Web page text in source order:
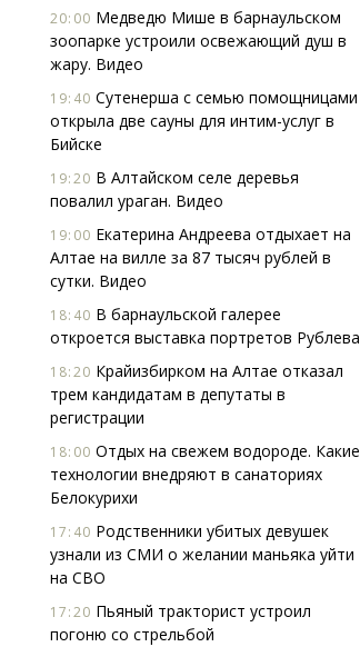
20:00 Медведю Мише в барнаульском
зоопарке устроили освежающий душ в
жару. Видео
19:40 Сутенерша с семью помощницами
открыла две сауны для интим-услуг в
Бийске
19:20 В Алтайском селе деревья
повалил ураган. Видео
19:00 Екатерина Андреева отдыхает на
Алтае на вилле за 87 тысяч рублей в
сутки. Видео
18:40 В барнаульской галерее
откроется выставка портретов Рублева
18:20 Крайизбирком на Алтае отказал
трем кандидатам в депутаты в
регистрации
18:00 Отдых на свежем водороде. Какие
технологии внедряют в санаториях
Белокурихи
17:40 Родственники убитых девушек
узнали из СМИ о желании маньяка уйти
на СВО
17:20 Пьяный тракторист устроил
погоню со стрельбой